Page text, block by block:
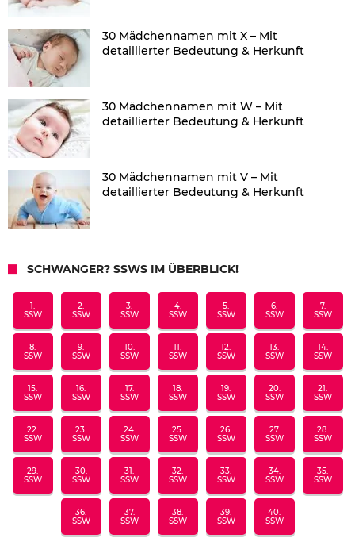
30 Mädchennamen mit X – Mit
detaillierter Bedeutung & Herkunft
30 Mädchennamen mit W – Mit
detaillierter Bedeutung & Herkunft
30 Mädchennamen mit V – Mit
detaillierter Bedeutung & Herkunft
SCHWANGER? SSWS IM ÜBERBLICK!
1.
SSW
2.
SSW
3.
SSW
4.
SSW
5.
SSW
6.
SSW
7.
SSW
8.
SSW
9.
SSW
10.
SSW
11.
SSW
12.
SSW
13.
SSW
14.
SSW
15.
SSW
16.
SSW
17.
SSW
18.
SSW
19.
SSW
20.
SSW
21.
SSW
22.
SSW
23.
SSW
24.
SSW
25.
SSW
26.
SSW
27.
SSW
28.
SSW
29.
SSW
30.
SSW
31.
SSW
32.
SSW
33.
SSW
34.
SSW
35.
SSW
36.
SSW
37.
SSW
38.
SSW
39.
SSW
40.
SSW